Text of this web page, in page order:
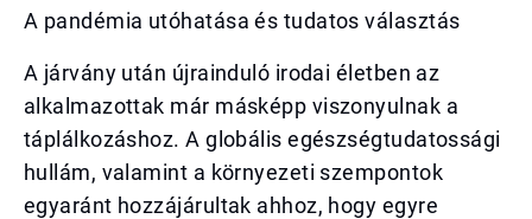
A pandémia utóhatása és tudatos választás
A járvány után újrainduló irodai életben az
alkalmazottak már másképp viszonyulnak a
táplálkozáshoz. A globális egészségtudatossági
hullám, valamint a környezeti szempontok
egyaránt hozzájárultak ahhoz, hogy egyre